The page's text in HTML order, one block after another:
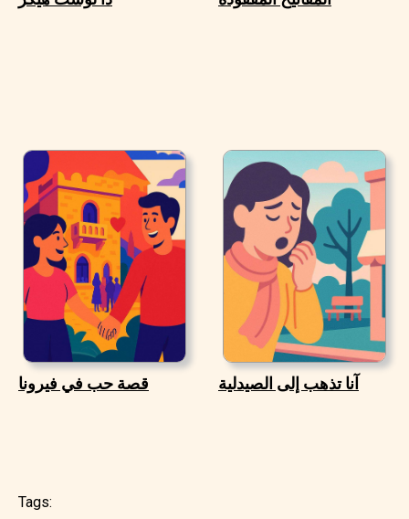
قصة حب في فيرونا آنا تذهب إلى الصيدلية
Tags: